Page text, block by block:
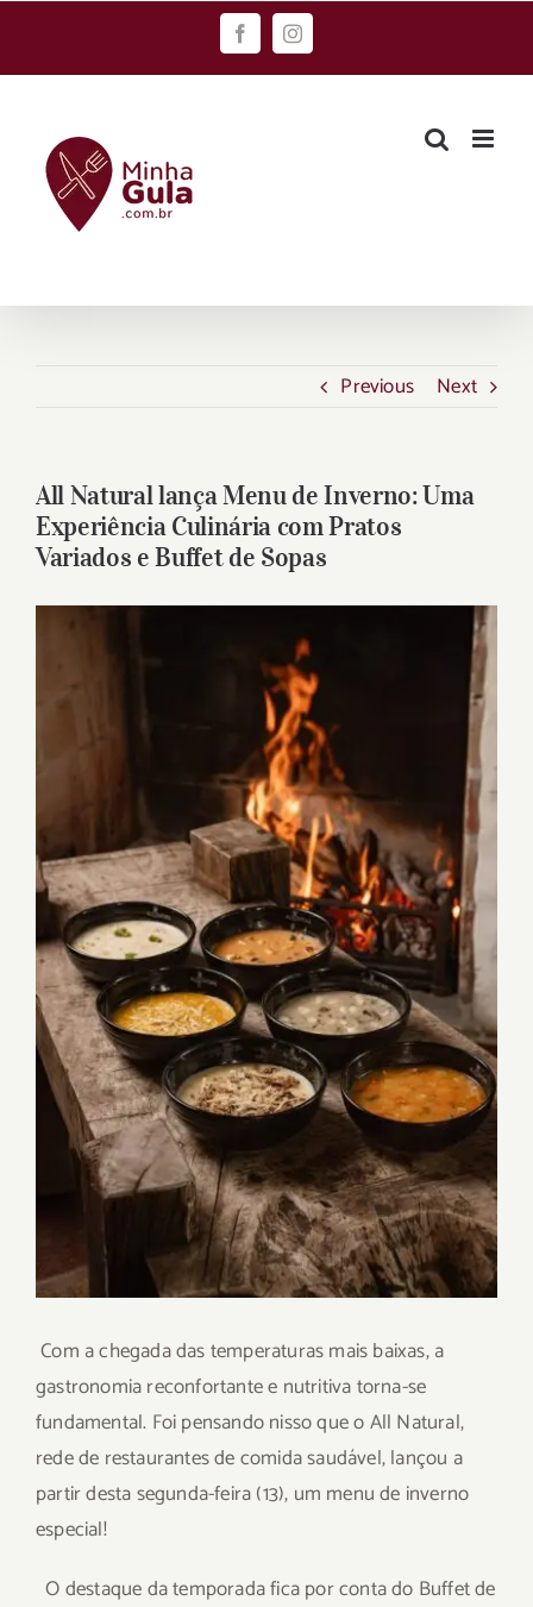
FacebookInstagram
Previous Next
All Natural lança Menu de Inverno: Uma
Experiência Culinária com Pratos
Variados e Buffet de Sopas
Com a chegada das temperaturas mais baixas, a
gastronomia reconfortante e nutritiva torna-se
fundamental. Foi pensando nisso que o All Natural,
rede de restaurantesde comida saudável, lançou a
partir desta segunda-feira (13), um menu de inverno
especial!
O destaque da temporada fica por conta do Buffet de